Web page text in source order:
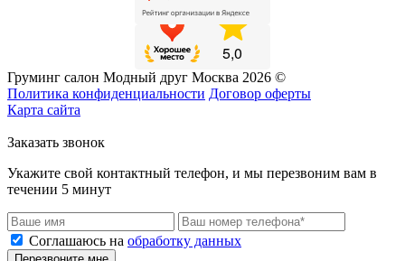
Груминг салон Модный друг Москва 2026 ©
Политика конфиденциальности Договор оферты
Карта сайта
Заказать звонок
Укажите свой контактный телефон, и мы перезвоним вам в
течении 5 минут
Соглашаюсь на обработку данных